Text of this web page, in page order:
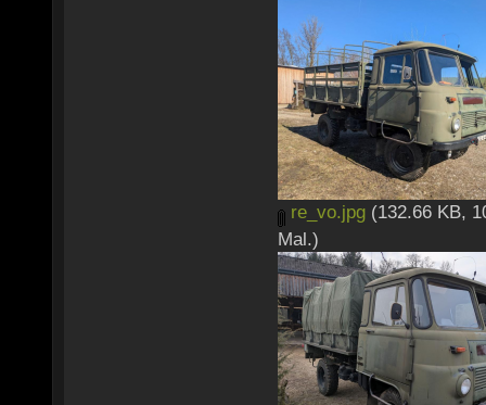
re_vo.jpg (132.66 KB,
Mal.)